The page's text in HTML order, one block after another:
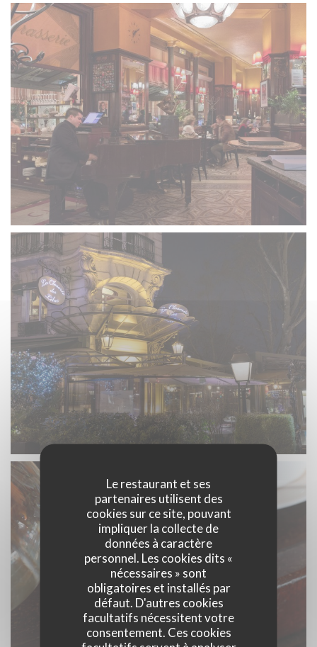
Le restaurant et ses
partenaires utilisent des
cookies sur ce site, pouvant
impliquer la collecte de
données à caractère
personnel. Les cookies dits «
nécessaires » sont
obligatoires et installés par
défaut. D'autres cookies
facultatifs nécessitent votre
consentement. Ces cookies